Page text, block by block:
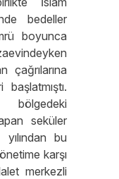
bedeller
boyunca
bölgedeki
seküler
bu
karşı
merkezli